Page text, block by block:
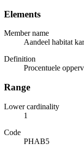
Elements
Member name
Aandeel habitat
Definition
Procentuele
Range
Lower cardinality
1
Code
PHAB5